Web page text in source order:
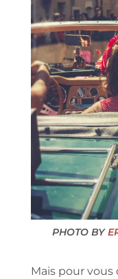
PHOTO BY
Mais pour vous